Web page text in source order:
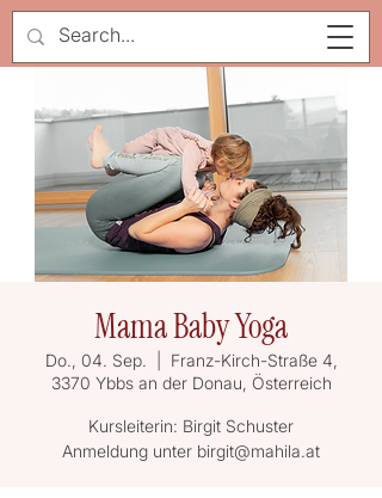
Mama Baby Yoga
Do., 04. Sep.
Franz-Kirch-Straße 4,
3370 Ybbs an der Donau, Österreich
Kursleiterin: Birgit Schuster
Anmeldung unter birgit@mahila.at